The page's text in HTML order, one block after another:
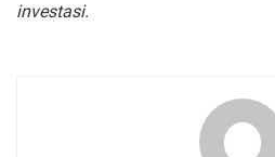
investasi.